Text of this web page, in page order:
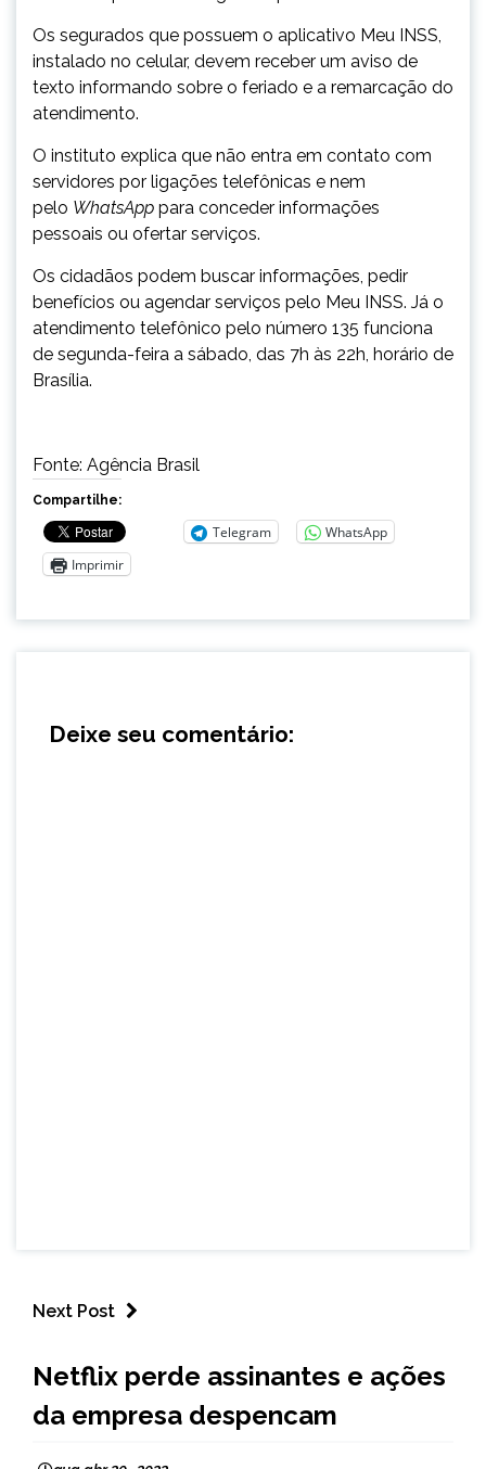
Os segurados que possuem o aplicativo Meu INSS,
instalado no celular, devem receber um aviso de
texto informando sobre o feriado e a remarcação do
atendimento.
O instituto explica que não entra em contato com
servidores por ligações telefônicas e nem
pelo WhatsApp para conceder informações
pessoais ou ofertar serviços.
Os cidadãos podem buscar informações, pedir
benefícios ou agendar serviços pelo Meu INSS. Já o
atendimento telefônico pelo número 135 funciona
de segunda-feira a sábado, das 7h às 22h, horário de
Brasília.
Fonte: Agência Brasil
Compartilhe:
Telegram
WhatsApp
Imprimir
Deixe seu comentário:
Next Post
Netflix perde assinantes e ações
da empresa despencam